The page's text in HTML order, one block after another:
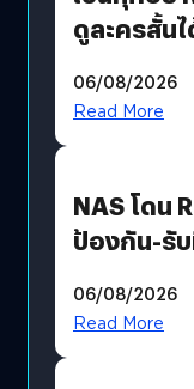
ดูละครสั้น
06/08/2026
Read More
NAS โดน
ป้องกัน-รั
06/08/2026
Read More